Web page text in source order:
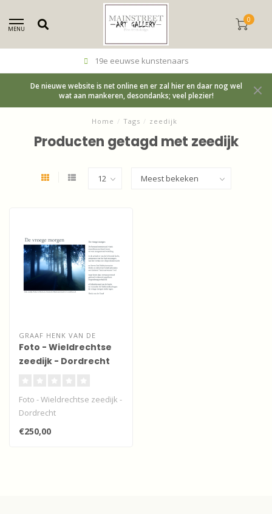
MENU
0
19e eeuwse kunstenaars
De nieuwe website is net online en er zal hier en daar nog wel
wat aan mankeren, desondanks; veel plezier!
Home / Tags / zeedijk
Producten getagd met zeedijk
GRAAF HENK VAN DE
Foto - Wieldrechtse
zeedijk - Dordrecht
Foto - Wieldrechtse zeedijk -
Dordrecht
€250,00